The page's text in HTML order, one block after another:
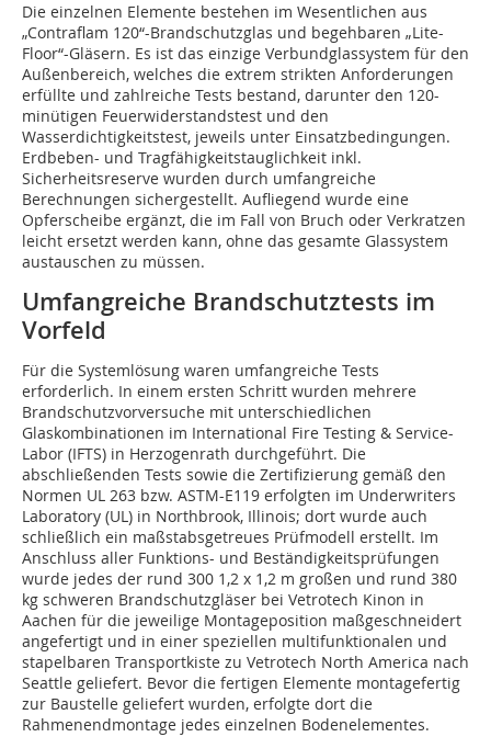
Die einzelnen Elemente bestehen im Wesentlichen aus
„Contraflam 120“-Brandschutzglas und begehbaren „Lite-
Floor“-Gläsern. Es ist das einzige Verbundglassystem für den
Außenbereich, welches die extrem strikten Anforderungen
erfüllte und zahlreiche Tests bestand, darunter den 120-
minütigen Feuerwiderstandstest und den
Wasserdichtigkeitstest, jeweils unter Einsatzbedingungen.
Erdbeben- und Tragfähigkeitstauglichkeit inkl.
Sicherheitsreserve wurden durch umfangreiche
Berechnungen sichergestellt. Aufliegend wurde eine
Opferscheibe ergänzt, die im Fall von Bruch oder Verkratzen
leicht ersetzt werden kann, ohne das gesamte Glassystem
austauschen zu müssen.
Umfangreiche Brandschutztests im
Vorfeld
Für die Systemlösung waren umfangreiche Tests
erforderlich. In einem ersten Schritt wurden mehrere
Brandschutzvorversuche mit unterschiedlichen
Glaskombinationen im International Fire Testing & Service-
Labor (IFTS) in Herzogenrath durchgeführt. Die
abschließenden Tests sowie die Zertifizierung gemäß den
Normen UL 263 bzw. ASTM-E119 erfolgten im Underwriters
Laboratory (UL) in Northbrook, Illinois; dort wurde auch
schließlich ein maßstabsgetreues Prüfmodell erstellt. Im
Anschluss aller Funktions- und Beständigkeitsprüfungen
wurde jedes der rund 300 1,2 x 1,2 m großen und rund 380
kg schweren Brandschutzgläser bei Vetrotech Kinon in
Aachen für die jeweilige Montageposition maßgeschneidert
angefertigt und in einer speziellen multifunktionalen und
stapelbaren Transportkiste zu Vetrotech North America nach
Seattle geliefert. Bevor die fertigen Elemente montagefertig
zur Baustelle geliefert wurden, erfolgte dort die
Rahmenendmontage jedes einzelnen Bodenelementes.